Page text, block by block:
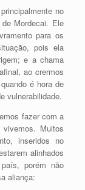
no
Mordecai. Ele
para os
pois ela
e a chama
ao crermos
é hora de
vulnerabilidade.
fazer com a
Muitos
inseridos no
alinhados
porém não
aliança: